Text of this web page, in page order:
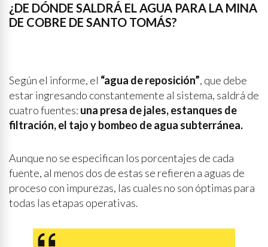
¿DE DÓNDE SALDRÁ EL AGUA PARA LA MINA
DE COBRE DE SANTO TOMÁS?
Según el informe, el “agua de reposición”, que debe
estar ingresando constantemente al sistema, saldrá de
cuatro fuentes: una presa de jales, estanques de
filtración, el tajo y bombeo de agua subterránea.
Aunque no se especifican los porcentajes de cada
fuente, al menos dos de estas se refieren a aguas de
proceso con impurezas, las cuales no son óptimas para
todas las etapas operativas.